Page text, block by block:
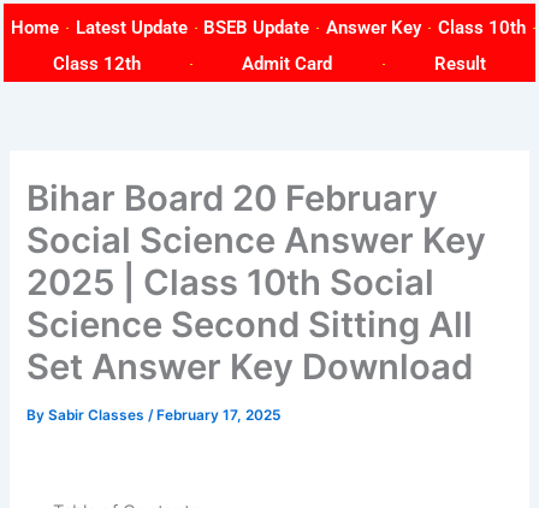
content
Home Latest Update BSEB Update Answer Key
Class 10th
Class 12th
Admit Card Result
Bihar Board 20 February
Social Science Answer Key
2025 | Class 10th Social
Science Second Sitting All
Set Answer Key Download
BySabir Classes/ February 17, 2025